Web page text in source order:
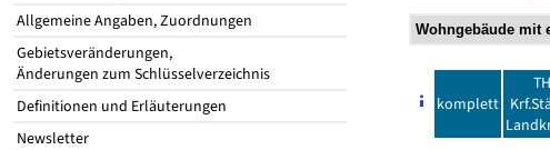
Allgemeine Angaben, Zuordnungen
Gebietsveränderungen,
Änderungen zum Schlüsselverzeichnis
Definitionen und Erläuterungen
Newsletter
komplett
TH